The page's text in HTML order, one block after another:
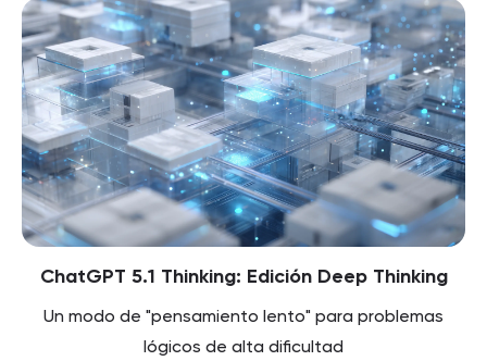
ChatGPT 5.1 Thinking: Edición Deep Thinking
Un modo de "pensamiento lento" para problemas
lógicos de alta dificultad